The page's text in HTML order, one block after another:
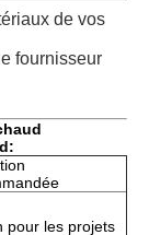
de vos
fournisseur
pour les projets